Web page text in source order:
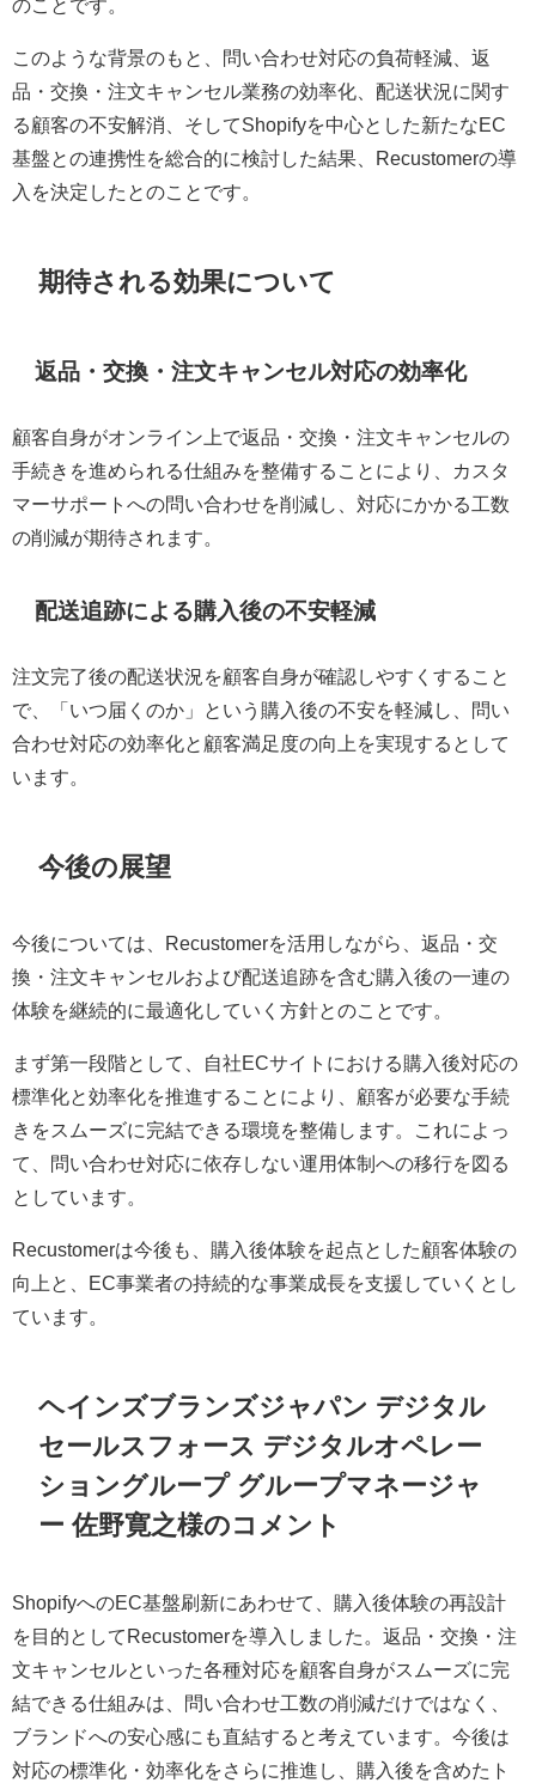
のことです。
このような背景のもと、問い合わせ対応の負荷軽減、返
品・交換・注文キャンセル業務の効率化、配送状況に関す
る顧客の不安解消、そしてShopifyを中心とした新たなEC
基盤との連携性を総合的に検討した結果、Recustomerの導
入を決定したとのことです。
期待される効果について
返品・交換・注文キャンセル対応の効率化
顧客自身がオンライン上で返品・交換・注文キャンセルの
手続きを進められる仕組みを整備することにより、カスタ
マーサポートへの問い合わせを削減し、対応にかかる工数
の削減が期待されます。
配送追跡による購入後の不安軽減
注文完了後の配送状況を顧客自身が確認しやすくすること
で、「いつ届くのか」という購入後の不安を軽減し、問い
合わせ対応の効率化と顧客満足度の向上を実現するとして
います。
今後の展望
今後については、Recustomerを活用しながら、返品・交
換・注文キャンセルおよび配送追跡を含む購入後の一連の
体験を継続的に最適化していく方針とのことです。
まず第一段階として、自社ECサイトにおける購入後対応の
標準化と効率化を推進することにより、顧客が必要な手続
きをスムーズに完結できる環境を整備します。これによっ
て、問い合わせ対応に依存しない運用体制への移行を図る
としています。
Recustomerは今後も、購入後体験を起点とした顧客体験の
向上と、EC事業者の持続的な事業成長を支援していくとし
ています。
ヘインズブランズジャパン デジタル
セールスフォース デジタルオペレー
ショングループ グループマネージャ
ー 佐野寛之様のコメント
ShopifyへのEC基盤刷新にあわせて、購入後体験の再設計
を目的としてRecustomerを導入しました。返品・交換・注
文キャンセルといった各種対応を顧客自身がスムーズに完
結できる仕組みは、問い合わせ工数の削減だけではなく、
ブランドへの安心感にも直結すると考えています。今後は
対応の標準化・効率化をさらに推進し、購入後を含めたト